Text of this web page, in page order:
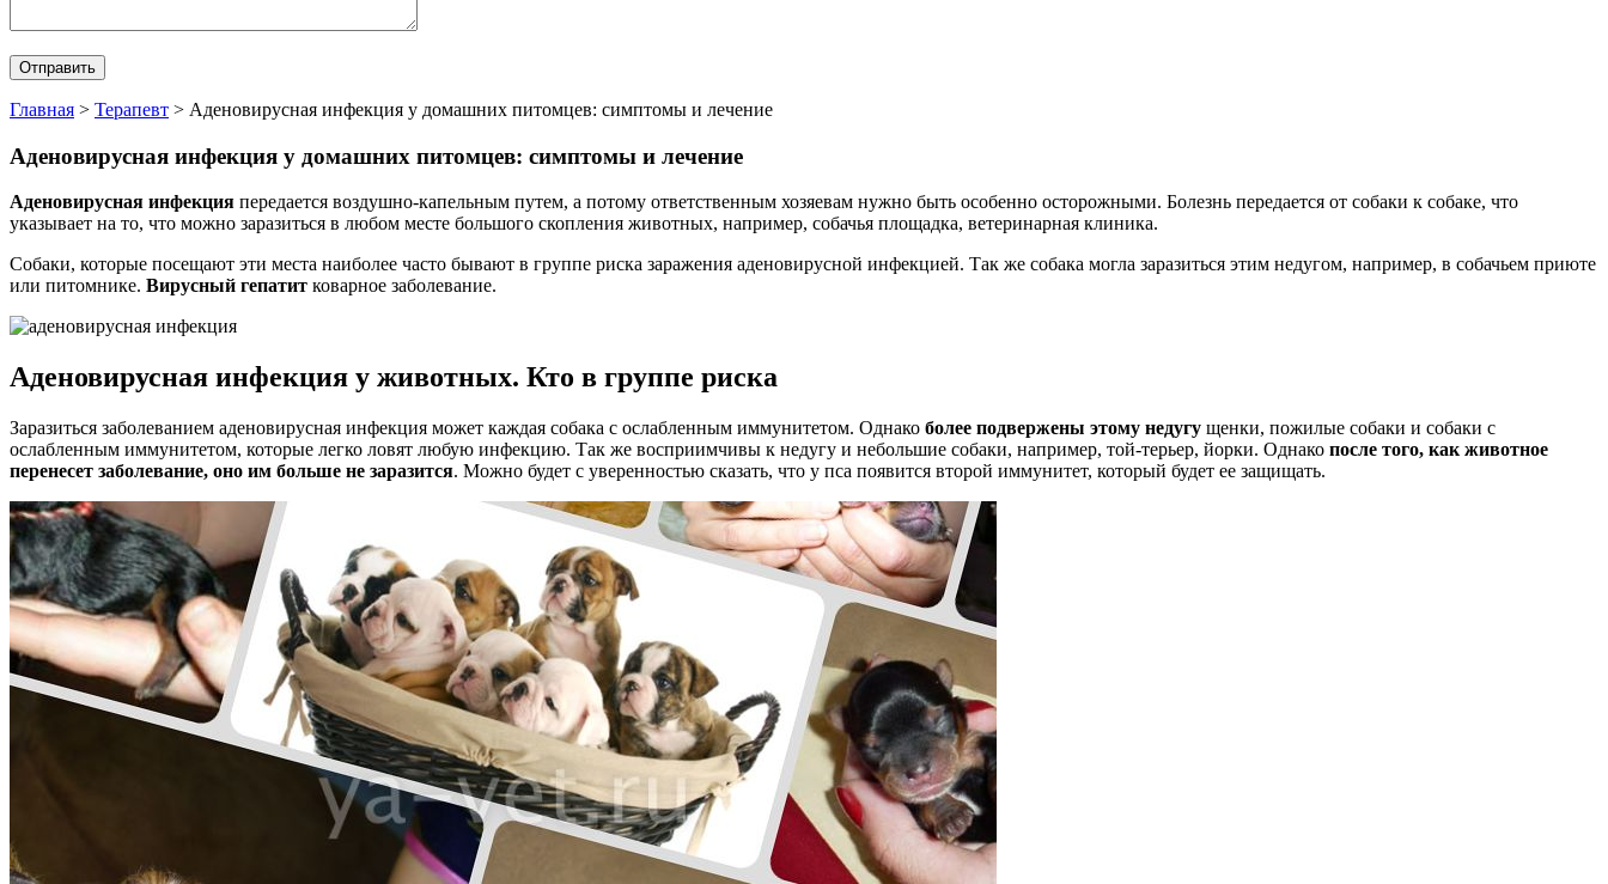
Главная > Терапевт > Аденовирусная инфекция у домашних питомцев: симптомы и лечение
Аденовирусная инфекция у домашних питомцев: симптомы и лечение
Аденовирусная инфекция передается воздушно-капельным путем, а потому ответственным хозяевам нужно быть особенно осторожными. Болезнь передается от собаки к собаке, что
указывает на то, что можно заразиться в любом месте большого скопления животных, например, собачья площадка, ветеринарная клиника.
Собаки, которые посещают эти места наиболее часто бывают в группе риска заражения аденовирусной инфекцией. Так же собака могла заразиться этим недугом, например, в собачьем приюте
или питомнике. Вирусный гепатит коварное заболевание.
Аденовирусная инфекция у животных. Кто в группе риска
Заразиться заболеванием аденовирусная инфекция может каждая собака с ослабленным иммунитетом. Однако более подвержены этому недугу щенки, пожилые собаки и собаки с
ослабленным иммунитетом, которые легко ловят любую инфекцию. Так же восприимчивы к недугу и небольшие собаки, например, той-терьер, йорки. Однако после того, как животное
перенесет заболевание, оно им больше не заразится. Можно будет с уверенностью сказать, что у пса появится второй иммунитет, который будет ее защищать.